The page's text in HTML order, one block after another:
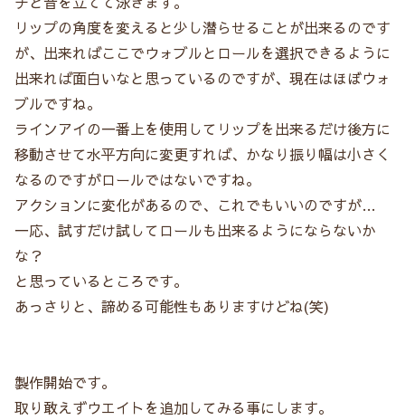
リップの角度を変えると少し潜らせることが出来るのです
が、出来ればここでウォブルとロールを選択できるように
出来れば面白いなと思っているのですが、現在はほぼウォ
ブルですね。
ラインアイの一番上を使用してリップを出来るだけ後方に
移動させて水平方向に変更すれば、かなり振り幅は小さく
なるのですがロールではないですね。
アクションに変化があるので、これでもいいのですが…
一応、試すだけ試してロールも出来るようにならないか
な？
と思っているところです。
あっさりと、諦める可能性もありますけどね(笑)
製作開始です。
取り敢えずウエイトを追加してみる事にします。